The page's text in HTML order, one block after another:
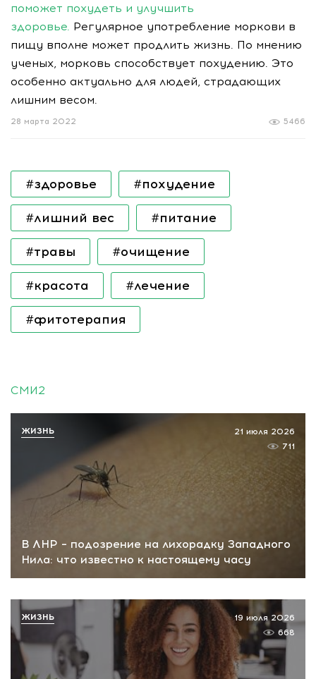
поможет похудеть и улучшить
здоровье. Регулярное употребление моркови в
пищу вполне может продлить жизнь. По мнению
ученых, морковь способствует похудению. Это
особенно актуально для людей, страдающих
лишним весом.
5466
28 марта 2022
#здоровье #похудение
#лишний вес #питание
#травы #очищение
#красота #лечение
#фитотерапия
СМИ2
В ЛНР – подозрение на лихорадку Западного
Нила: что известно к настоящему часу
21 июля 2026
711
ЖИЗНЬ
19 июля 2026
668
ЖИЗНЬ